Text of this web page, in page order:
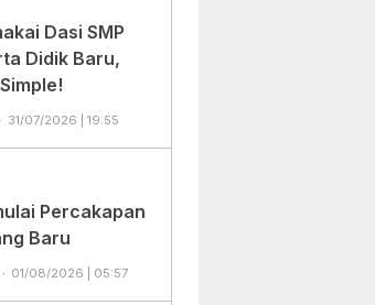
Dasi SMP
Didik Baru,
31/07/2026 | 19:55
Percakapan
Baru
01/08/2026 | 05:57